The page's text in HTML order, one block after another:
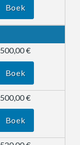
Boek
500,00 €
Boek
500,00 €
Boek